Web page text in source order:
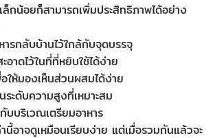
กน้อยก็สามารถเพิ่มประสิทธิภาพได้อย่าง
ารกลับบ้านไว้ใกล้กับจุดบรรจุ
อาดไว้ในที่ที่หยิบใช้ได้ง่าย
อให้มองเห็นส่วนผสมได้ง่าย
ะดับความสูงที่เหมาะสม
บบริเวณเตรียมอาหาร
นี้อาจดูเหมือนเรียบง่าย แต่เมื่อรวมกันแล้วจะ